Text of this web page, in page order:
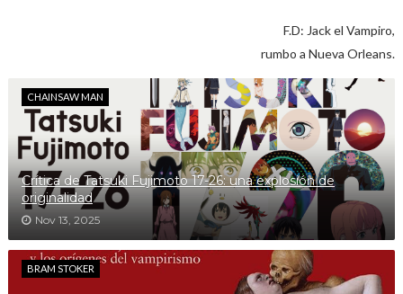
F.D: Jack el Vampiro,
rumbo a Nueva Orleans.
CHAINSAW MAN
Crítica de Tatsuki Fujimoto 17-26: una explosión de
originalidad
Nov 13, 2025
BRAM STOKER